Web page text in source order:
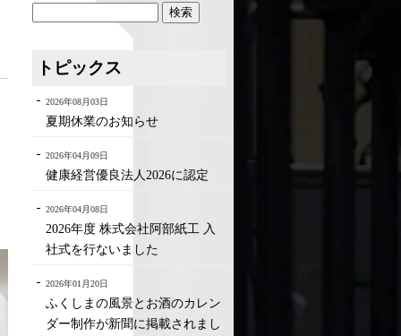
トピックス
2026年08月03日
夏期休業のお知らせ
2026年04月09日
健康経営優良法人2026に認定
2026年04月08日
2026年度 株式会社阿部紙工 入
社式を行ないました
2026年01月20日
ふくしまの風景とお酒のカレン
ダー制作が新聞に掲載されまし